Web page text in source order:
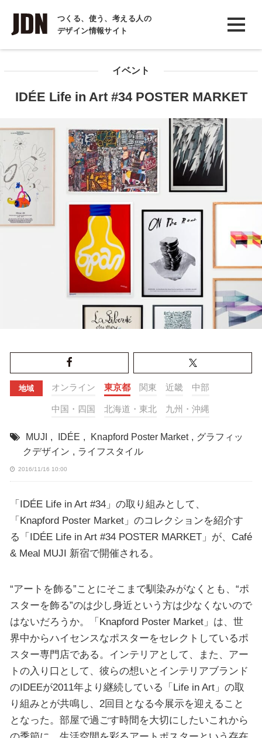
つくる、使う、考える人の
デザイン情報サイト
INTERVIEW
インタビュー
コラム
イベント
IDÉE Life in Art #34 POSTER MARKET
地域 オンライン 東京都 関東 近畿 中部
中国・四国 北海道・東北 九州・沖縄
MUJI , IDÉE , Knapford Poster Market , グラフィッ
クデザイン , ライフスタイル
2016/11/16 10:00
「IDÉE Life in Art #34」の取り組みとして、
「Knapford Poster Market」のコレクションを紹介す
る「IDÉE Life in Art #34 POSTER MARKET」が、Café
& Meal MUJI 新宿で開催される。
“アートを飾る”ことにそこまで馴染みがなくとも、“ポ
スターを飾る”のは少し身近という方は少なくないので
はないだろうか。「Knapford Poster Market」は、世
界中からハイセンスなポスターをセレクトしているポ
スター専門店である。インテリアとして、また、アー
トの入り口として、彼らの想いとインテリアブランド
のIDEEが2011年より継続している「Life in Art」の取
り組みとが共鳴し、2回目となる今展示を迎えること
となった。部屋で過ごす時間を大切にしたいこれから